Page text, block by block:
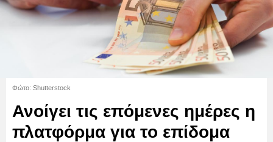
Φώτο: Shutterstock
Ανοίγει τις επόμενες ημέρες η
πλατφόρμα για το επίδομα